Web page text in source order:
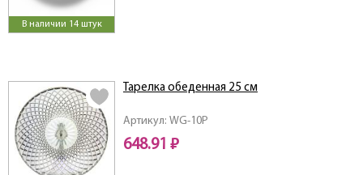
В наличии 14 штук
Артикул: WG-10P
Тарелка обеденная 25 см
648.91 ₽